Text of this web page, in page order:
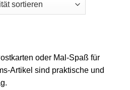
oder Mal-Spaß für
Artikel sind praktische und